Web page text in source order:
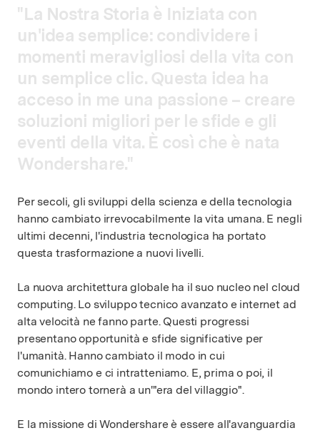
"La Nostra Storia è Iniziata con
un'idea semplice: condividere i
momenti meravigliosi della vita con
un semplice clic. Questa idea ha
acceso in me una passione – creare
soluzioni migliori per le sfide e gli
eventi della vita. È così che è nata
Wondershare."
Per secoli, gli sviluppi della scienza e della tecnologia
hanno cambiato irrevocabilmente la vita umana. E negli
ultimi decenni, l'industria tecnologica ha portato
questa trasformazione a nuovi livelli.
La nuova architettura globale ha il suo nucleo nel cloud
computing. Lo sviluppo tecnico avanzato e internet ad
alta velocità ne fanno parte. Questi progressi
presentano opportunità e sfide significative per
l'umanità. Hanno cambiato il modo in cui
comunichiamo e ci intratteniamo. E, prima o poi, il
mondo intero tornerà a un'"era del villaggio".
E la missione di Wondershare è essere all'avanguardia